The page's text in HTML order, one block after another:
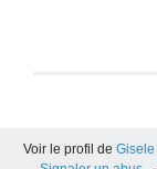
Voir le profil de Gisele